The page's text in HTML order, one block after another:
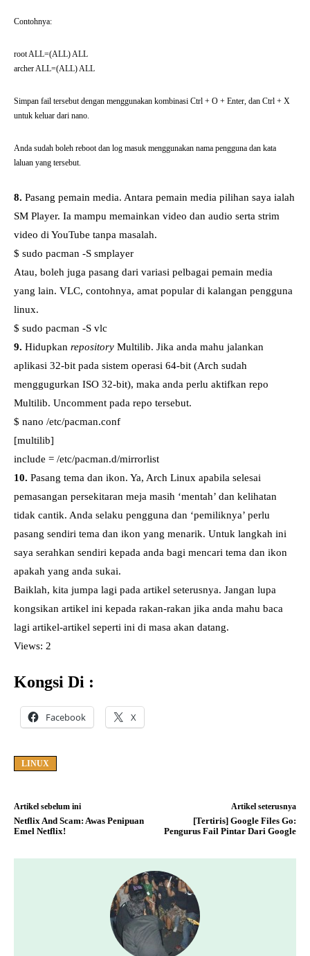
Contohnya:
root ALL=(ALL) ALL
archer ALL=(ALL) ALL
Simpan fail tersebut dengan menggunakan kombinasi Ctrl + O + Enter, dan Ctrl + X
untuk keluar dari nano.
Anda sudah boleh reboot dan log masuk menggunakan nama pengguna dan kata
laluan yang tersebut.
8. Pasang pemain media. Antara pemain media pilihan saya ialah
SM Player. Ia mampu memainkan video dan audio serta strim
video di YouTube tanpa masalah.
$ sudo pacman -S smplayer
Atau, boleh juga pasang dari variasi pelbagai pemain media
yang lain. VLC, contohnya, amat popular di kalangan pengguna
linux.
$ sudo pacman -S vlc
9. Hidupkan repository Multilib. Jika anda mahu jalankan
aplikasi 32-bit pada sistem operasi 64-bit (Arch sudah
menggugurkan ISO 32-bit), maka anda perlu aktifkan repo
Multilib. Uncomment pada repo tersebut.
$ nano /etc/pacman.conf
[multilib]
include = /etc/pacman.d/mirrorlist
10. Pasang tema dan ikon. Ya, Arch Linux apabila selesai
pemasangan persekitaran meja masih ‘mentah’ dan kelihatan
tidak cantik. Anda selaku pengguna dan ‘pemiliknya’ perlu
pasang sendiri tema dan ikon yang menarik. Untuk langkah ini
saya serahkan sendiri kepada anda bagi mencari tema dan ikon
apakah yang anda sukai.
Baiklah, kita jumpa lagi pada artikel seterusnya. Jangan lupa
kongsikan artikel ini kepada rakan-rakan jika anda mahu baca
lagi artikel-artikel seperti ini di masa akan datang.
Views: 2
Kongsi Di :
Facebook X
LINUX
Artikel sebelum ini
Netflix And Scam: Awas Penipuan
Emel Netflix!
Artikel seterusnya
[Tertiris] Google Files Go:
Pengurus Fail Pintar Dari Google